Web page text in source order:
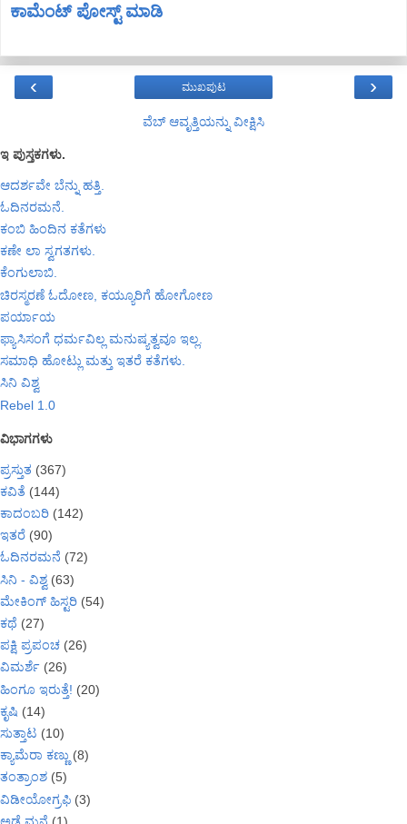
ಕಾಮೆಂಟ್‌‌ ಪೋಸ್ಟ್‌ ಮಾಡಿ
‹ ›
ಮುಖಪುಟ
ವೆಬ್‌ ಆವೃತ್ತಿಯನ್ನು ವೀಕ್ಷಿಸಿ
ಇ ಪುಸ್ತಕಗಳು.
ಆದರ್ಶವೇ ಬೆನ್ನು ಹತ್ತಿ.
ಓದಿನರಮನೆ.
ಕಂಬಿ ಹಿಂದಿನ ಕತೆಗಳು
ಕಣೇ ಲಾ ಸ್ವಗತಗಳು.
ಕೆಂಗುಲಾಬಿ.
ಚಿರಸ್ಮರಣೆ ಓದೋಣ, ಕಯ್ಯೂರಿಗೆ ಹೋಗೋಣ
ಪರ್ಯಾಯ
ಫ್ಯಾಸಿಸಂಗೆ ಧರ್ಮವಿಲ್ಲ ಮನುಷ್ಯತ್ವವೂ ಇಲ್ಲ.
ಸಮಾಧಿ ಹೋಟ್ಲು ಮತ್ತು ಇತರೆ ಕತೆಗಳು.
ಸಿನಿ ವಿಶ್ವ
Rebel 1.0
ವಿಭಾಗಗಳು
ಪ್ರಸ್ತುತ (367)
ಕವಿತೆ (144)
ಕಾದಂಬರಿ (142)
ಇತರೆ (90)
ಓದಿನರಮನೆ (72)
ಸಿನಿ - ವಿಶ್ವ (63)
ಮೇಕಿಂಗ್ ಹಿಸ್ಟರಿ (54)
ಕಥೆ (27)
ಪಕ್ಷಿ ಪ್ರಪಂಚ (26)
ವಿಮರ್ಶೆ (26)
ಹಿಂಗೂ ಇರುತ್ತೆ! (20)
ಕೃಷಿ (14)
ಸುತ್ತಾಟ (10)
ಕ್ಯಾಮೆರಾ ಕಣ್ಣು (8)
ತಂತ್ರಾಂಶ (5)
ವಿಡೀಯೋಗ್ರಫಿ (3)
ಅಡ್ಗೆ ಮನೆ (1)